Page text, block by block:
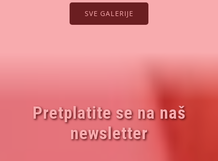
SVE GALERIJE
Pretplatite se na naš
newsletter